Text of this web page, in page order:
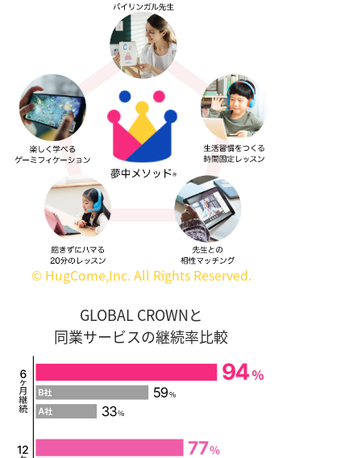
© HugCome,Inc. All Rights Reserved.
GLOBAL CROWNと
同業サービスの継続率比較